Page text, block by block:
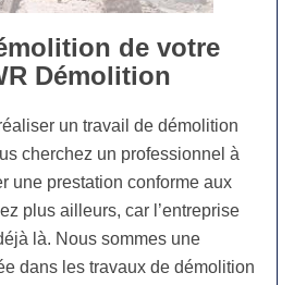
de votre
Démolition
un travail de démolition
cherchez un professionnel à
une prestation conforme aux
plus ailleurs, car l’entreprise
là. Nous sommes une
dans les travaux de démolition